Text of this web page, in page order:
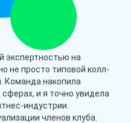
экспертностью на
не просто типовой колл-
Команда накопила
и я точно увидела
индустрии.
членов клуба.